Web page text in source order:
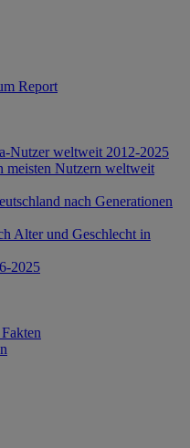
Report
Nutzer weltweit 2012-2025
meisten Nutzern weltweit
nach Generationen
Alter und Geschlecht in
2025